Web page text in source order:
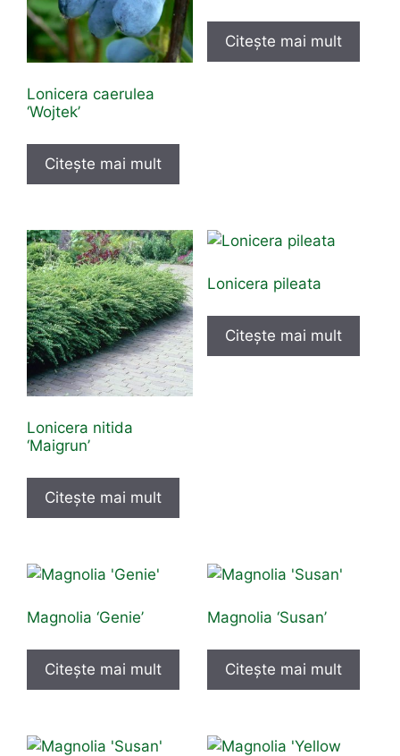
Lonicera caerulea
‘Wojtek’
Citește mai mult
Citește mai mult
Lonicera nitida
‘Maigrun’
Citește mai mult
Lonicera pileata
Citește mai mult
Magnolia ‘Genie’
Citește mai mult
Magnolia ‘Susan’
Citește mai mult